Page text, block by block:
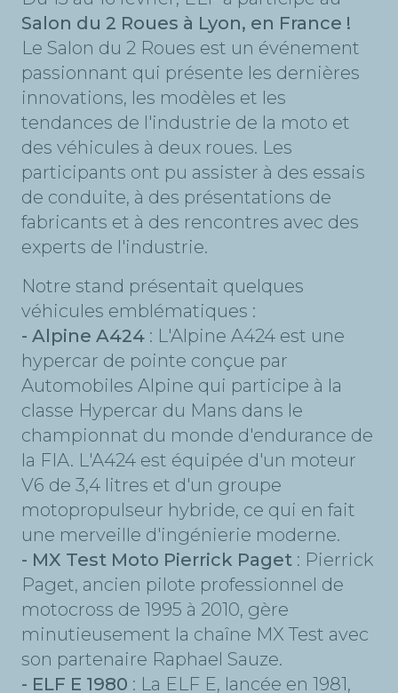
Salon du 2 Roues à Lyon, en France !
Le Salon du 2 Roues est un événement
passionnant qui présente les dernières
innovations, les modèles et les
tendances de l'industrie de la moto et
des véhicules à deux roues. Les
participants ont pu assister à des essais
de conduite, à des présentations de
fabricants et à des rencontres avec des
experts de l'industrie.
Notre stand présentait quelques
véhicules emblématiques :
- Alpine A424 : L'Alpine A424 est une
hypercar de pointe conçue par
Automobiles Alpine qui participe à la
classe Hypercar du Mans dans le
championnat du monde d'endurance de
la FIA. L'A424 est équipée d'un moteur
V6 de 3,4 litres et d'un groupe
motopropulseur hybride, ce qui en fait
une merveille d'ingénierie moderne.
- MX Test Moto Pierrick Paget : Pierrick
Paget, ancien pilote professionnel de
motocross de 1995 à 2010, gère
minutieusement la chaîne MX Test avec
son partenaire Raphael Sauze.
- ELF E 1980 : La ELF E, lancée en 1981,